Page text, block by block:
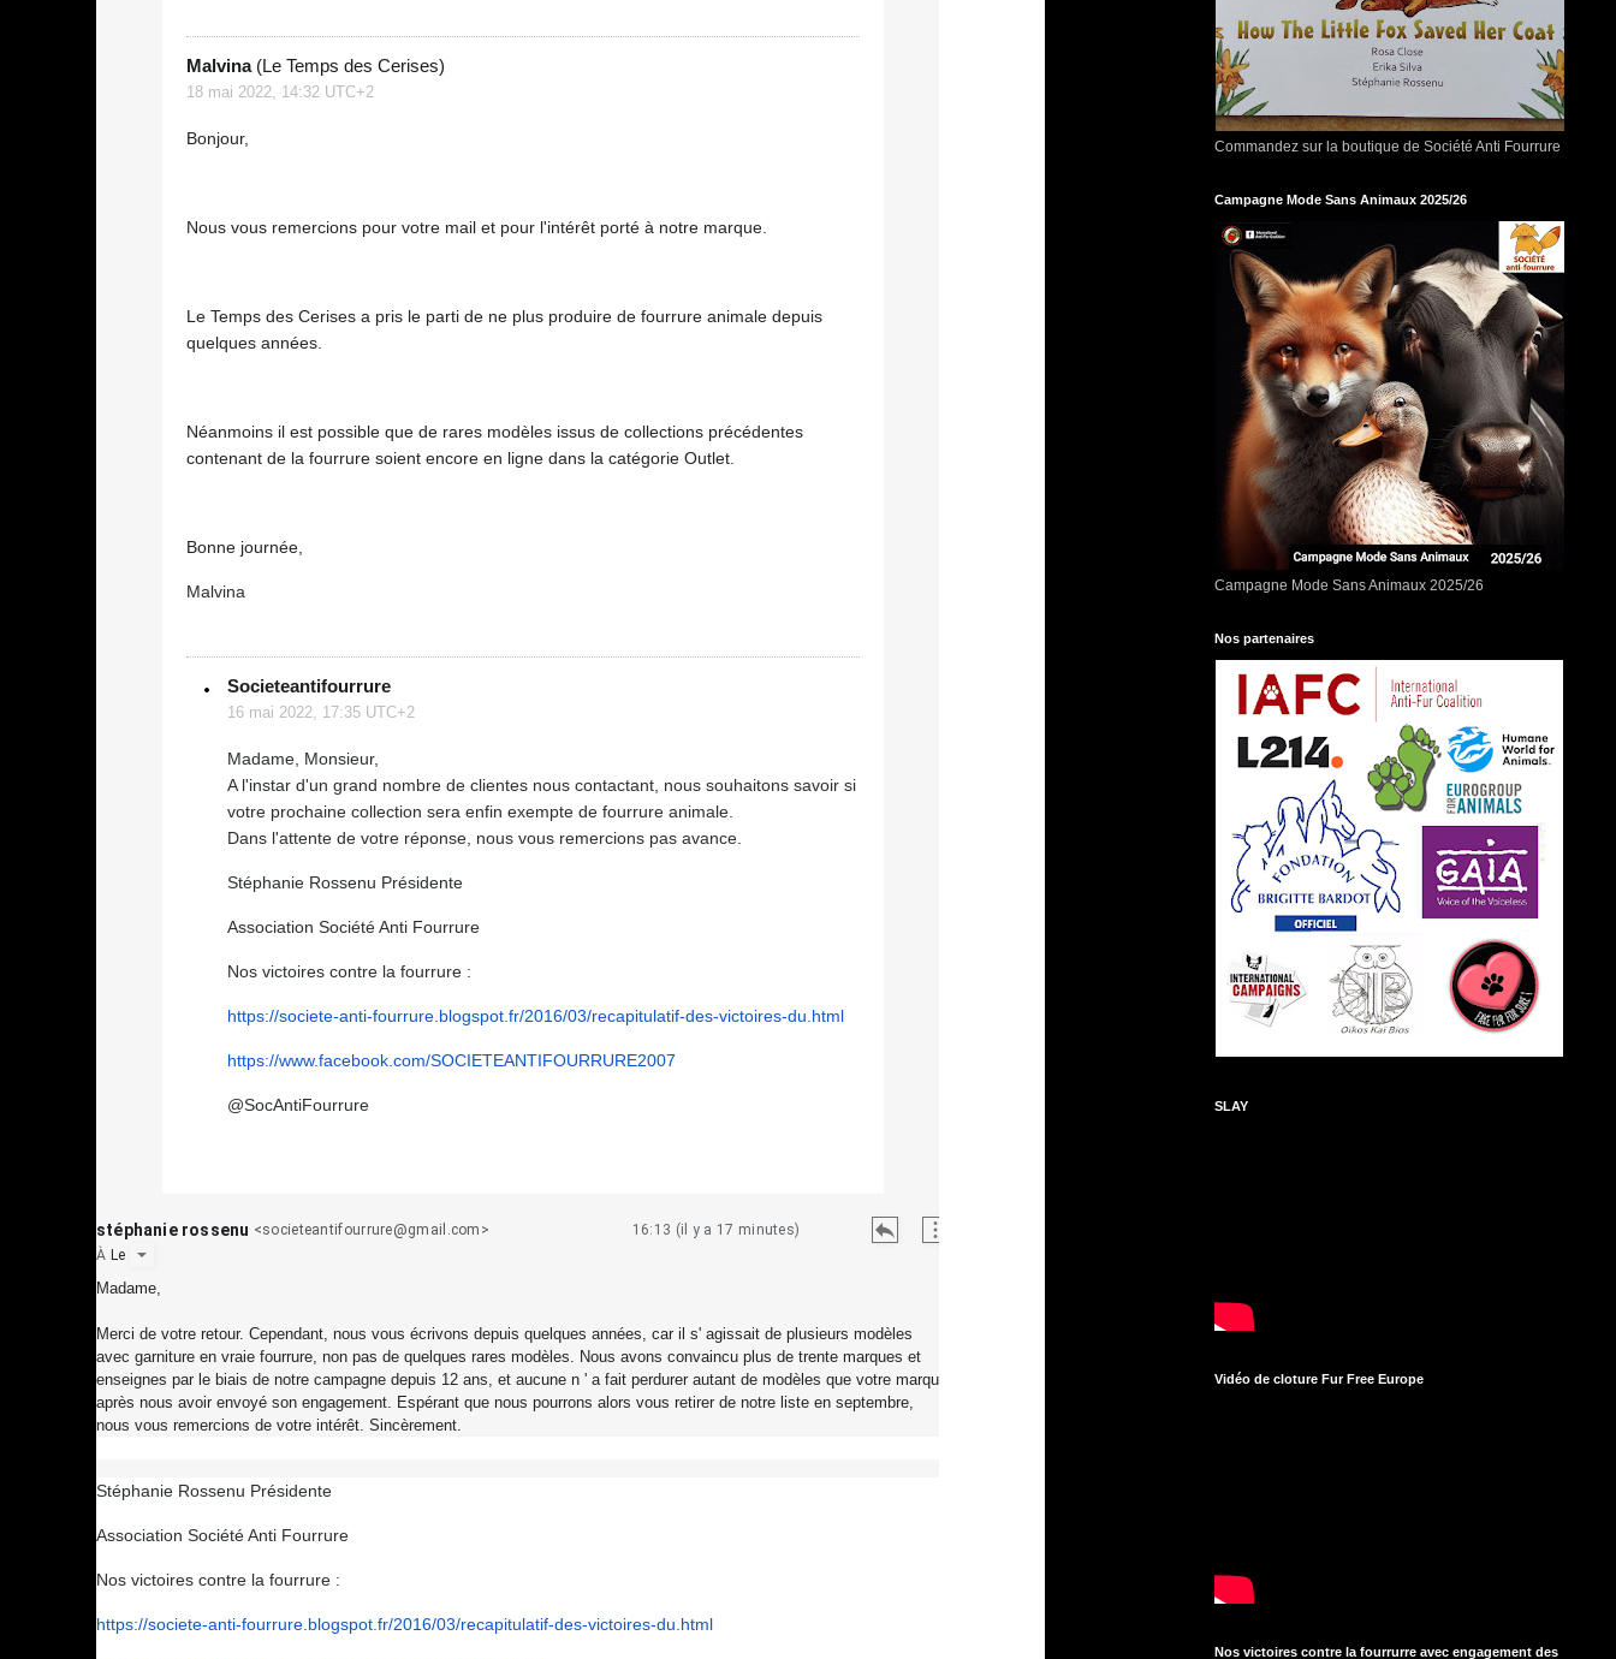
Malvina(Le Temps des Cerises)
18 mai 2022, 14:32 UTC+2
Bonjour,
Nous vous remercions pour votre mail et pour l'intérêt porté à notre marque.
Le Temps des Cerises a pris le parti de ne plus produire de fourrure animale depuis
quelques années.
Néanmoins il est possible que de rares modèles issus de collections précédentes
contenant de la fourrure soient encore en ligne dans la catégorie Outlet.
Bonne journée,
Malvina
Societeantifourrure
16 mai 2022, 17:35 UTC+2
Madame, Monsieur,
A l'instar d'un grand nombre de clientes nous contactant, nous souhaitons savoir si
votre prochaine collection sera enfin exempte de fourrure animale.
Dans l'attente de votre réponse, nous vous remercions pas avance.
Stéphanie Rossenu Présidente
Association Société Anti Fourrure
Nos victoires contre la fourrure :
https://societe-anti-fourrure. blogspot.fr/2016/03/recapitulatif-des-victoires-du.html
https://www.facebook.com/SOCIETEANTIFOURRURE2007
@SocAntiFourrure
stéphanie rossenu <societeantifourrure@gmail.com >
16:13 (il y a 17 minutes)
À Le
Madame,
Merci de votre retour. Cependant, nous vous écrivons depuis quelques années, car il s' agissait de plusieurs modèles
avec garniture en vraie fourrure, non pas de quelques rares modèles. Nous avons convaincu plus de trente marques et
enseignes par le biais de notre campagne depuis 12 ans, et aucune n ' a fait perdurer autant de modèles que votre marque
après nous avoir envoyé son engagement. Espérant que nous pourrons alors vous retirer de notre liste en septembre,
nous vous remercions de votre intérêt. Sincèrement.
Stéphanie Rossenu Présidente
Association Société Anti Fourrure
Nos victoires contre la fourrure :
https://societe-anti-fourrure. blogspot.fr/2016/03/recapitulatif-des-victoires-du.html
Commandez sur la boutique de Société Anti Fourrure
Campagne Mode Sans Animaux 2025/26
Campagne Mode Sans Animaux 2025/26
Nos partenaires
SLAY
Vidéo de cloture Fur Free Europe
Nos victoires contre la fourrurre avec engagement des